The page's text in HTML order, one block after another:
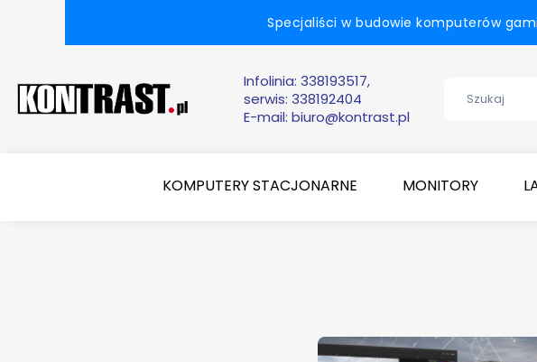
Specjaliści w budowie komputerów
Infolinia: 338193517,
serwis: 338192404
E-mail: biuro@kontrast.pl
KOMPUTERY STACJONARNE MONITORY